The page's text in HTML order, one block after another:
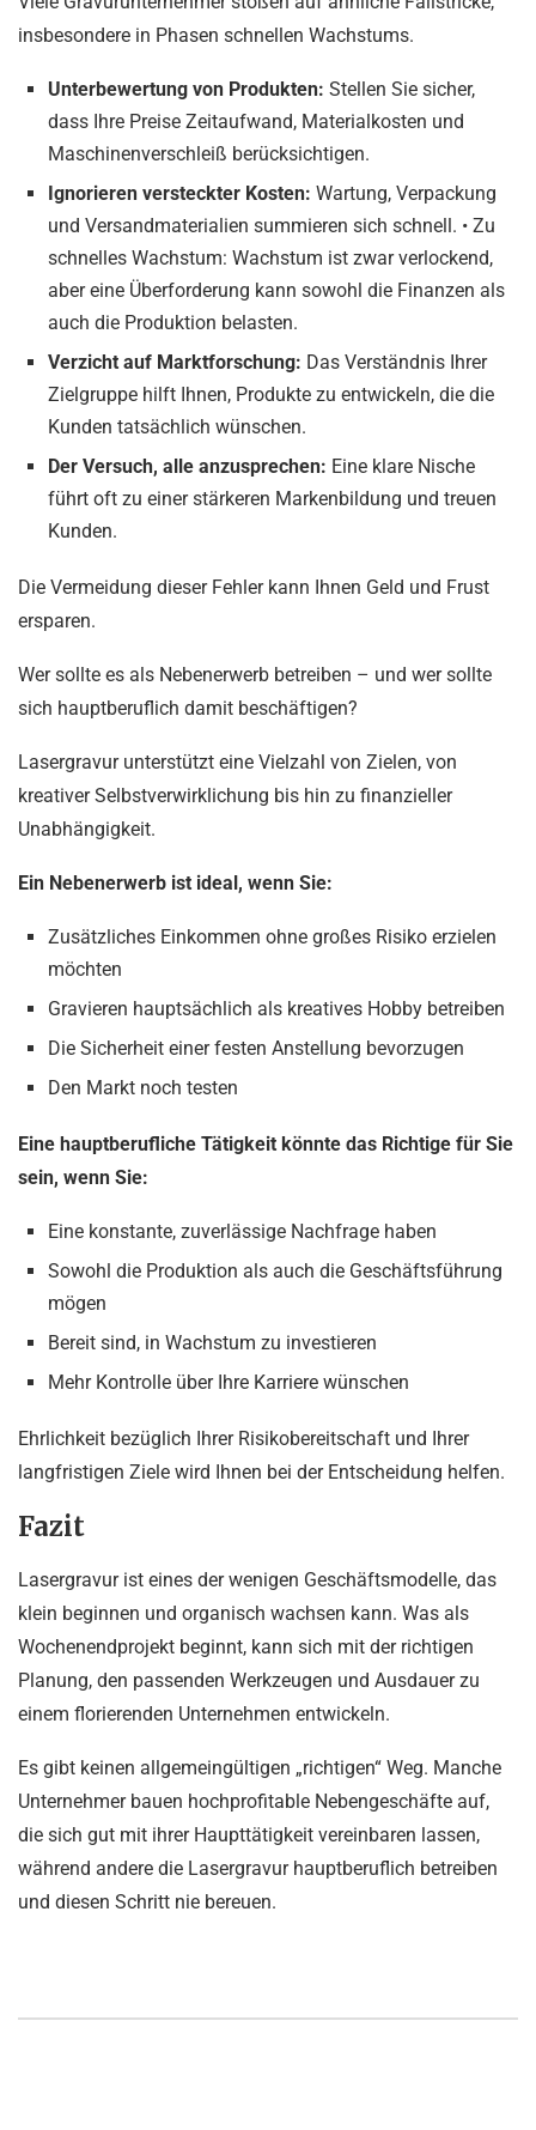
insbesondere in Phasen schnellen Wachstums.
Unterbewertung von Produkten: Stellen Sie sicher,
dass Ihre Preise Zeitaufwand, Materialkosten und
Maschinenverschleiß berücksichtigen.
Ignorieren versteckter Kosten: Wartung, Verpackung
und Versandmaterialien summieren sich schnell. • Zu
schnelles Wachstum: Wachstum ist zwar verlockend,
aber eine Überforderung kann sowohl die Finanzen als
auch die Produktion belasten.
Verzicht auf Marktforschung: Das Verständnis Ihrer
Zielgruppe hilft Ihnen, Produkte zu entwickeln, die die
Kunden tatsächlich wünschen.
Der Versuch, alle anzusprechen: Eine klare Nische
führt oft zu einer stärkeren Markenbildung und treuen
Kunden.
Die Vermeidung dieser Fehler kann Ihnen Geld und Frust
ersparen.
Wer sollte es als Nebenerwerb betreiben – und wer sollte
sich hauptberuflich damit beschäftigen?
Lasergravur unterstützt eine Vielzahl von Zielen, von
kreativer Selbstverwirklichung bis hin zu finanzieller
Unabhängigkeit.
Ein Nebenerwerb ist ideal, wenn Sie:
Zusätzliches Einkommen ohne großes Risiko erzielen
möchten
Gravieren hauptsächlich als kreatives Hobby betreiben
Die Sicherheit einer festen Anstellung bevorzugen
Den Markt noch testen
Eine hauptberufliche Tätigkeit könnte das Richtige für Sie
sein, wenn Sie:
Eine konstante, zuverlässige Nachfrage haben
Sowohl die Produktion als auch die Geschäftsführung
mögen
Bereit sind, in Wachstum zu investieren
Mehr Kontrolle über Ihre Karriere wünschen
Ehrlichkeit bezüglich Ihrer Risikobereitschaft und Ihrer
langfristigen Ziele wird Ihnen bei der Entscheidung helfen.
Fazit
Lasergravur ist eines der wenigen Geschäftsmodelle, das
klein beginnen und organisch wachsen kann. Was als
Wochenendprojekt beginnt, kann sich mit der richtigen
Planung, den passenden Werkzeugen und Ausdauer zu
einem florierenden Unternehmen entwickeln.
Es gibt keinen allgemeingültigen „richtigen“ Weg. Manche
Unternehmer bauen hochprofitable Nebengeschäfte auf,
die sich gut mit ihrer Haupttätigkeit vereinbaren lassen,
während andere die Lasergravur hauptberuflich betreiben
und diesen Schritt nie bereuen.